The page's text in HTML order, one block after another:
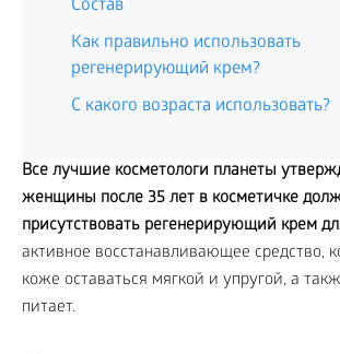
Состав
Как правильно использовать
регенерирующий крем?
С какого возраста использовать?
Все лучшие косметологи планеты
женщины после 35 лет в косметичке
присутствовать регенерирующий крем
активное восстанавливающее средство,
коже оставаться мягкой и упругой, а
питает.